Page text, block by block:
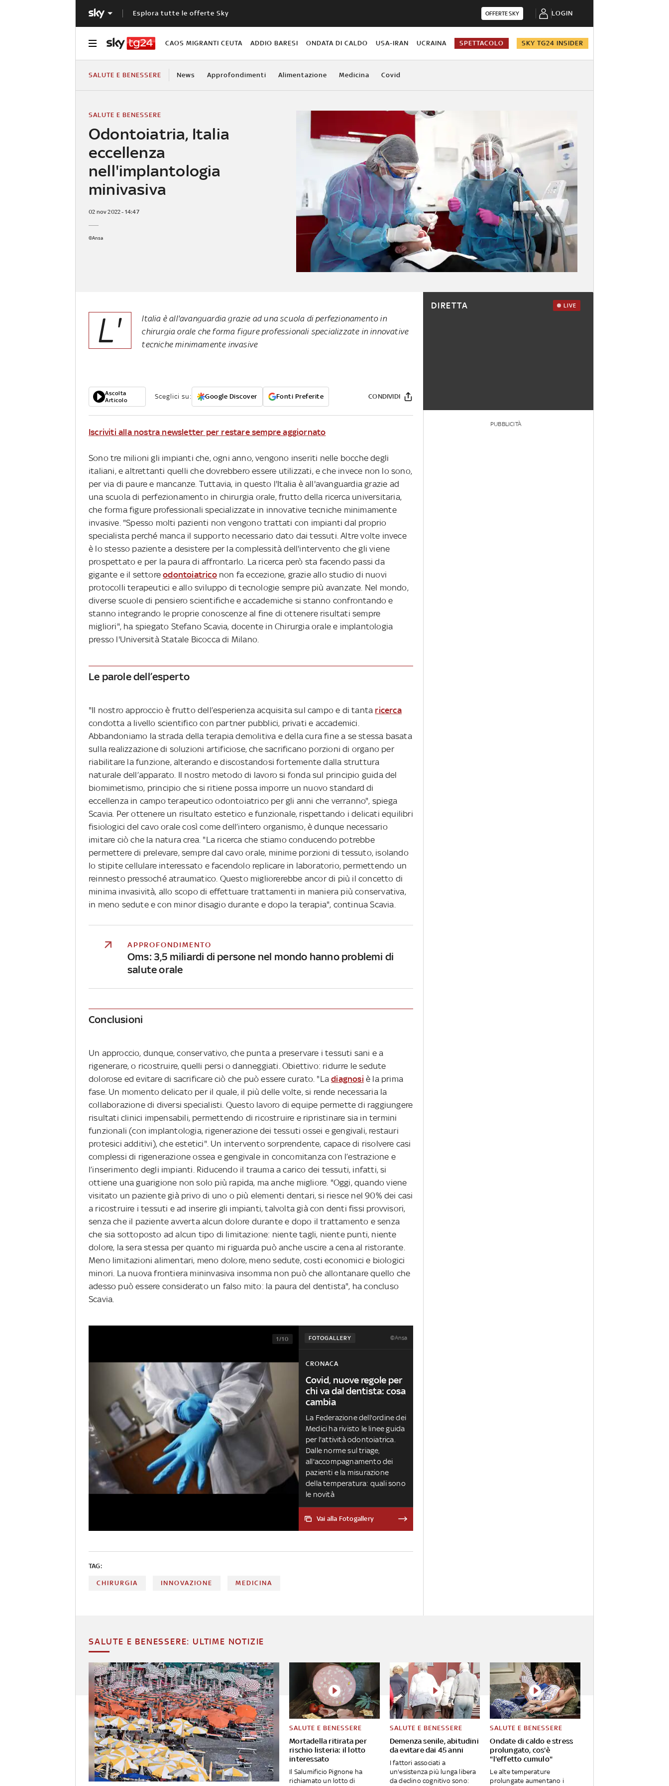
Esplora tutte le offerte Sky OFFERTE SKY LOGIN
CAOS MIGRANTI CEUTA ADDIO BARESI ONDATA DI CALDO USA-IRAN UCRAINA SPETTACOLO SKY TG24 INSIDER
SALUTE E BENESSERE News Approfondimenti Alimentazione Medicina Covid
Odontoiatria, Italia
eccellenza
nell'implantologia
minivasiva
SALUTE E BENESSERE
02 nov 2022 - 14:47
©Ansa
L'
Italia è all'avanguardia grazie ad una scuola di perfezionamento in
chirurgia orale che forma figure professionali specializzate in innovative
tecniche minimamente invasive
Ascolta
Articolo
Sceglici su: Google Discover Fonti Preferite CONDIVIDI
Iscriviti alla nostra newsletter per restare sempre aggiornato
Sono tre milioni gli impianti che, ogni anno, vengono inseriti nelle bocche degli
italiani, e altrettanti quelli che dovrebbero essere utilizzati, e che invece non lo sono,
per via di paure e mancanze. Tuttavia, in questo l'Italia è all'avanguardia grazie ad
una scuola di perfezionamento in chirurgia orale, frutto della ricerca universitaria,
che forma figure professionali specializzate in innovative tecniche minimamente
invasive. "Spesso molti pazienti non vengono trattati con impianti dal proprio
specialista perché manca il supporto necessario dato dai tessuti. Altre volte invece
è lo stesso paziente a desistere per la complessità dell'intervento che gli viene
prospettato e per la paura di affrontarlo. La ricerca però sta facendo passi da
gigante e il settoreodontoiatriconon fa eccezione, grazie allo studio di nuovi
protocolli terapeutici e allo sviluppo di tecnologie sempre più avanzate. Nel mondo,
diverse scuole di pensiero scientifiche e accademiche si stanno confrontando e
stanno integrando le proprie conoscenze al fine di ottenere risultati sempre
migliori", ha spiegato Stefano Scavia, docente in Chirurgia orale e implantologia
presso l'Università Statale Bicocca di Milano.
Le parole dell’esperto
"Il nostro approccio è frutto dell’esperienza acquisita sul campo e di tanta ricerca
condotta a livello scientifico con partner pubblici, privati e accademici.
Abbandoniamo lastrada della terapia demolitiva e della cura fine a se stessa basata
sulla realizzazione di soluzioni artificiose, che sacrificano porzioni di organo per
riabilitare la funzione, alterando e discostandosi fortemente dalla struttura
naturale dell’apparato. Il nostro metodo di lavoro si fonda sul principio guida del
biomimetismo, principio che si ritiene possa imporre un nuovo standard di
eccellenza in campo terapeutico odontoiatrico per gli anni che verranno", spiega
Scavia. Per ottenere un risultato estetico e funzionale, rispettando i delicati equilibri
fisiologici del cavo orale così come dell’intero organismo, è dunque necessario
imitare ciò che la natura crea. "La ricerca che stiamo conducendo potrebbe
permettere di prelevare, sempre dal cavo orale, minime porzioni di tessuto, isolando
lo stipite cellulare interessato e facendolo replicare in laboratorio, permettendo un
reinnesto pressoché atraumatico. Questo migliorerebbe ancor di più il concetto di
minima invasività, allo scopo di effettuare trattamenti in maniera più conservativa,
in meno sedute e con minor disagio durante e dopo la terapia", continua Scavia.
APPROFONDIMENTO
Oms: 3,5 miliardi di persone nel mondo hanno problemi di
salute orale
Conclusioni
Un approccio, dunque, conservativo, che punta a preservare i tessuti sani e a
rigenerare, o ricostruire, quelli persi o danneggiati. Obiettivo: ridurre le sedute
dolorose ed evitare di sacrificare ciò che può essere curato. "Ladiagnosi è la prima
fase. Un momento delicato per il quale, il più delle volte, si rende necessaria la
collaborazione di diversi specialisti. Questo lavoro di equipe permette di raggiungere
risultati clinici impensabili, permettendo di ricostruire e ripristinare sia in termini
funzionali (con implantologia, rigenerazione dei tessuti ossei e gengivali, restauri
protesici additivi), che estetici". Un intervento sorprendente, capace di risolvere casi
complessi di rigenerazione ossea e gengivale in concomitanza con l’estrazione e
l’inserimento degli impianti. Riducendo il trauma a carico dei tessuti, infatti, si
ottiene una guarigione non solo più rapida, ma anche migliore. "Oggi, quando viene
visitato un paziente già privo di uno o più elementi dentari, si riesce nel 90% dei casi
a ricostruire i tessuti e ad inserire gli impianti, talvolta già con denti fissi provvisori,
senza che il paziente avverta alcun dolore durante e dopo il trattamento e senza
che sia sottoposto ad alcun tipo di limitazione: niente tagli, niente punti, niente
dolore, la sera stessa per quanto mi riguarda può anche uscire a cena al ristorante.
Meno limitazioni alimentari, meno dolore, meno sedute, costi economici e biologici
minori. La nuova frontiera mininvasiva insomma non può che allontanare quello che
adesso può essere considerato un falso mito: la paura del dentista", ha concluso
Scavia.
FOTOGALLERY ©Ansa
1/10
CRONACA
Covid, nuove regole per
chi va dal dentista: cosa
cambia
La Federazione dell'ordine dei
Medici ha rivisto le linee guida
per l'attività odontoiatrica.
Dalle norme sul triage,
all'accompagnamento dei
pazienti e la misurazione
della temperatura: quali sono
le novità
Vai alla Fotogallery
TAG:
CHIRURGIA INNOVAZIONE MEDICINA
DIRETTA LIVE
PUBBLICITÀ
SALUTE E BENESSERE: ULTIME NOTIZIE
Mortadella ritirata per
rischio listeria: il lotto
interessato
SALUTE E BENESSERE
Il Salumificio Pignone ha
richiamato un lotto di
Demenza senile, abitudini
da evitare dai 45 anni
SALUTE E BENESSERE
I fattori associati a
un'esistenza più lunga libera
da declino cognitivo sono:
Ondate di caldo e stress
prolungato, cos'è
"l'effetto cumulo"
SALUTE E BENESSERE
Le alte temperature
prolungate aumentano i